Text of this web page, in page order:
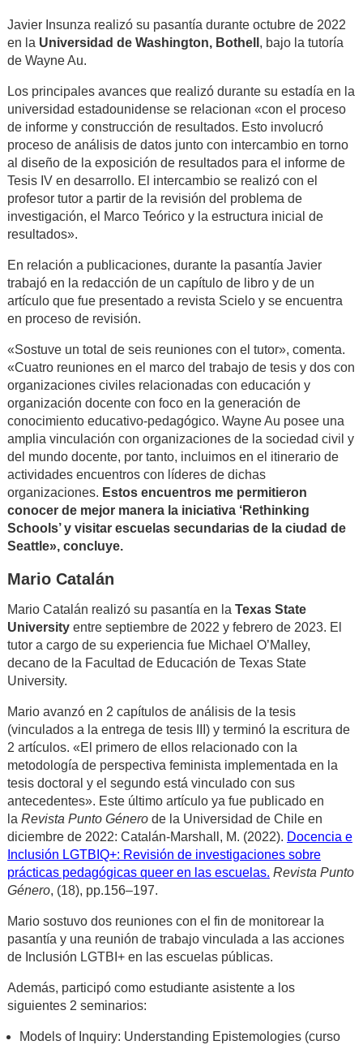
Javier Insunza realizó su pasantía durante octubre de 2022
en la Universidad de Washington, Bothell , bajo la tutoría
de Wayne Au.
Los principales avances que realizó durante su estadía en la
universidad estadounidense se relacionan «con el proceso
de informe y construcción de resultados. Esto involucró
proceso de análisis de datos junto con intercambio en torno
al diseño de la exposición de resultados para el informe de
Tesis IV en desarrollo. El intercambio se realizó con el
profesor tutor a partir de la revisión del problema de
investigación, el Marco Teórico y la estructura inicial de
resultados».
En relación a publicaciones, durante la pasantía Javier
trabajó en la redacción de un capítulo de libro y de un
artículo que fue presentado a revista Scielo y se encuentra
en proceso de revisión.
«Sostuve un total de seis reuniones con el tutor», comenta.
«Cuatro reuniones en el marco del trabajo de tesis y dos con
organizaciones civiles relacionadas con educación y
organización docente con foco en la generación de
conocimiento educativo-pedagógico. Wayne Au posee una
amplia vinculación con organizaciones de la sociedad civil y
del mundo docente, por tanto, incluimos en el itinerario de
actividades encuentros con líderes de dichas
organizaciones. Estos encuentros me permitieron
conocer de mejor manera la iniciativa ‘Rethinking
Schools’ y visitar escuelas secundarias de la ciudad de
Seattle», concluye.
Mario Catalán
Mario Catalán realizó su pasantía en la Texas State
Universityentre septiembre de 2022 y febrero de 2023. El
tutor a cargo de su experiencia fue Michael O’Malley,
decano de la Facultad de Educación de Texas State
University.
Mario avanzó en 2 capítulos de análisis de la tesis
(vinculados a la entrega de tesis III) y terminó la escritura de
2 artículos. «El primero de ellos relacionado con la
metodología de perspectiva feminista implementada en la
tesis doctoral y el segundo está vinculado con sus
antecedentes». Este último artículo ya fue publicado en
la Revista Punto Génerode la Universidad de Chile en
diciembre de 2022: Catalán-Marshall, M. (2022). Docencia e
Inclusión LGTBIQ+: Revisión de investigaciones sobre
prácticas pedagógicas queer en las escuelas. Revista Punto
Género, (18), pp.156–197.
Mario sostuvo dos reuniones con el fin de monitorear la
pasantía y una reunión de trabajo vinculada a las acciones
de Inclusión LGTBI+ en las escuelas públicas.
Además, participó como estudiante asistente a los
siguientes 2 seminarios:
Models of Inquiry: Understanding Epistemologies (curso